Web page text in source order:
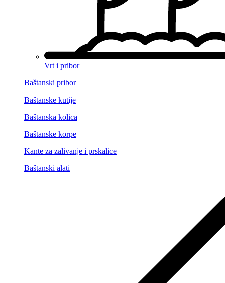
Vrt i pribor
Baštanski pribor
Baštanske kutije
Baštanska kolica
Baštanske korpe
Kante za zalivanje i prskalice
Baštanski alati